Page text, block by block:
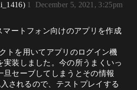
December 5, 2021, 3:25pm
1
マートフォン向けのアプリを作成
トを用いてアプリのログイン機
実装しました。今の所うまくいっ
旦セーブしてしまうとその情報
されるので、テストプレイする